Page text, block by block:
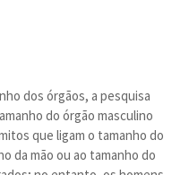
dos órgãos, a pesquisa
do órgão masculino
que ligam o tamanho do
da mão ou ao tamanho do